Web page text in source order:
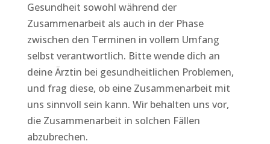
Gesundheit sowohl während der
Zusammenarbeit als auch in der Phase
zwischen den Terminen in vollem Umfang
selbst verantwortlich. Bitte wende dich an
deine Ärztin bei gesundheitlichen Problemen,
und frag diese, ob eine Zusammenarbeit mit
uns sinnvoll sein kann. Wir behalten uns vor,
die Zusammenarbeit in solchen Fällen
abzubrechen.